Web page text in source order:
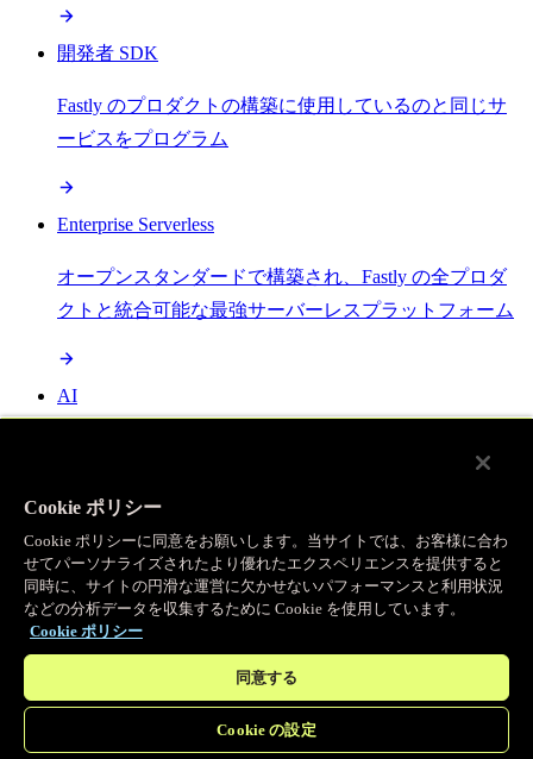
開発者 SDK
Fastly のプロダクトの構築に使用しているのと同じサ
ービスをプログラム
Enterprise Serverless
オープンスタンダードで構築され、Fastly の全プロダ
クトと統合可能な最強サーバーレスプラットフォーム
AI
Object Storage
送信量ゼロで大容量ファイルにエッジで直接アクセス
プログラマブルキャッシュ
Cookie ポリシー
Cookie ポリシーに同意をお願いします。当サイトでは、お客様に合わ
せてパーソナライズされたより優れたエクスペリエンスを提供すると
同時に、サイトの円滑な運営に欠かせないパフォーマンスと利用状況
などの分析データを収集するために Cookie を使用しています。
Cookie ポリシー
同意する
Cookie の設定